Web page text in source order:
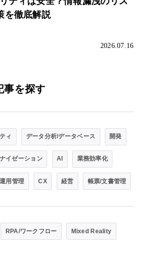
を徹底解説
2026.07.16
事を探す
ィ データ分析/データベース 開発
イゼーション AI 業務効率化
運用管理 CX 経営 帳票/文書管理
RPA/ワークフロー Mixed Reality